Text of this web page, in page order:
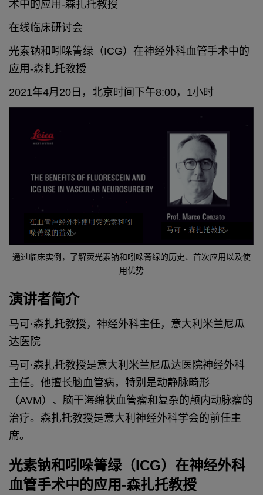
术中的应用-森扎托教授
在线临床研讨会
光素钠和吲哚箐绿（ICG）在神经外科血管手术中的
应用-森扎托教授
2021年4月20日，北京时间下午8:00，1小时
通过临床实例，了解荧光素钠和吲哚菁绿的历史、首次应用以及使
用优势
演讲者简介
马可·森扎托教授，神经外科主任，意大利米兰尼瓜
达医院
马可·森扎托教授是意大利米兰尼瓜达医院神经外科
主任。他擅长脑血管病，特别是动静脉畸形
（AVM）、脑干海绵状血管瘤和复杂的颅内动脉瘤的
治疗。森扎托教授是意大利神经外科学会的前任主
席。
光素钠和吲哚箐绿（ICG）在神经外科
血管手术中的应用-森扎托教授